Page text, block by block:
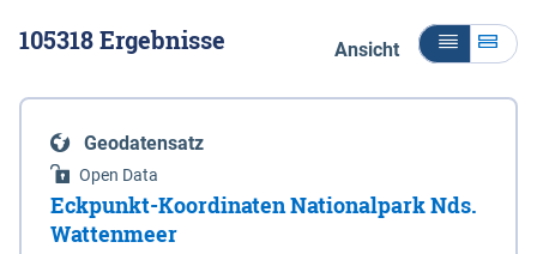
105318Ergebnisse Ansicht
Geodatensatz
Open Data
Eckpunkt-Koordinaten Nationalpark Nds.
Wattenmeer